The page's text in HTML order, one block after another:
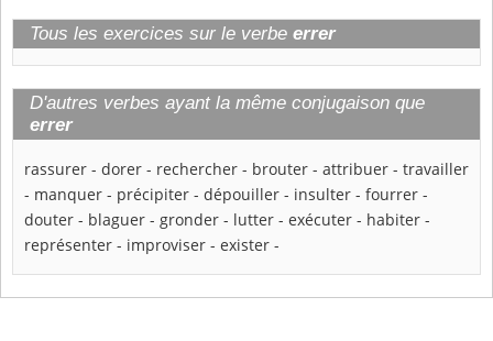
Tous les exercices sur le verbe errer
D'autres verbes ayant la même conjugaison que
errer
rassurer - dorer - rechercher - brouter - attribuer - travailler
- manquer - précipiter - dépouiller - insulter - fourrer -
douter - blaguer - gronder - lutter - exécuter - habiter -
représenter - improviser - exister -